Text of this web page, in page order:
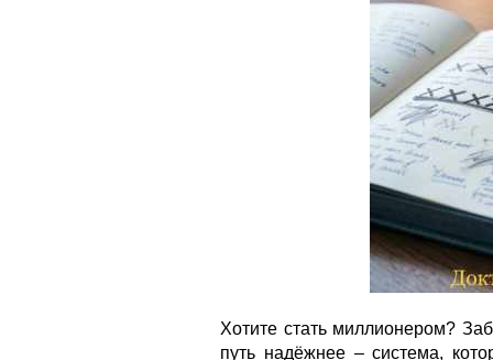
Хотите стать миллионером?
путь надёжнее – система,